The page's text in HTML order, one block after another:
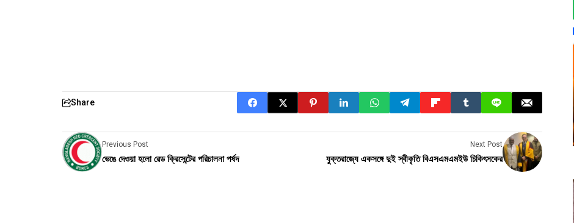
Share
Previous Post
ভেঙে দেওয়া হলো রেড ক্রিসেন্টের পরিচালনা পর্ষদ
Next Post
যুক্তরাজ্যে একসঙ্গে দুই স্বীকৃতি বিএসএমএমইউ চিকিৎসকের